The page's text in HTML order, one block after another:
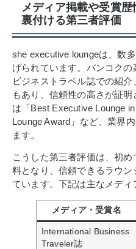
メディア掲載や受賞
裏付ける第三者評価
she executive loungeは、数
げられています。バンコク
ビジネストラベル誌での紹
もあり、信頼性の高さが証
は「Best Executive Lounge
Lounge Award」など、業界
ます。
こうした第三者評価は、初
料となり、信頼できるラウ
ています。下記は主なメディ
メディア・受賞名
International Business
Traveler誌